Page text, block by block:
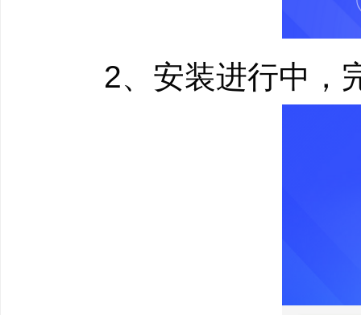
4.安全驱动卸载功
驱动精灵可以完全
系统运行，用该软件
动，还不能联网怎么
2、安装进行中，